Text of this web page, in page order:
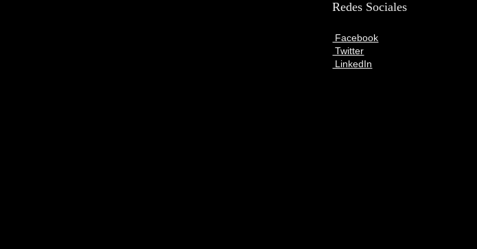
Redes Sociales
Facebook
Twitter
LinkedIn